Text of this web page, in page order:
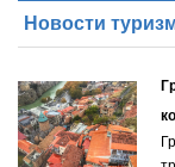
Новости